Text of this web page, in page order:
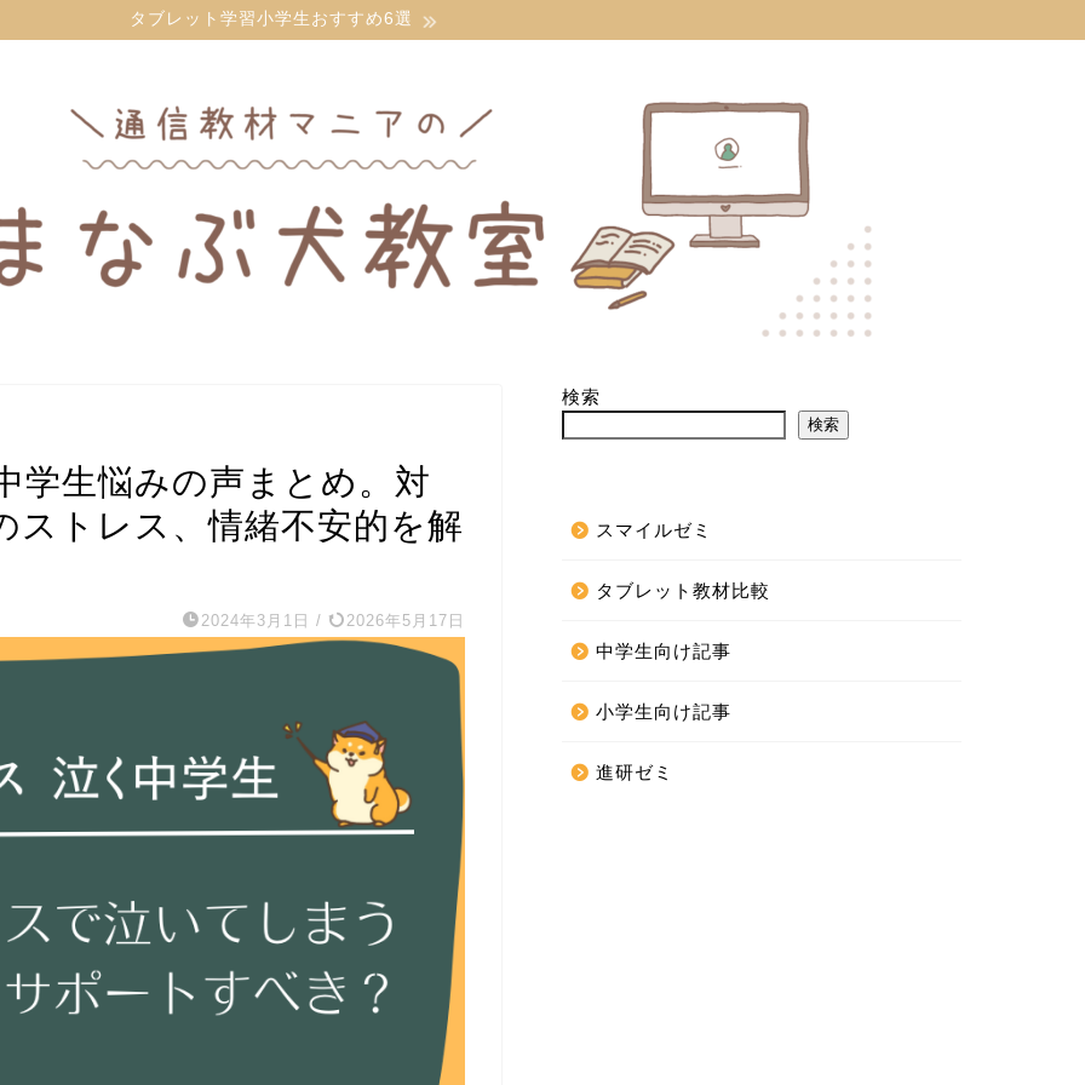
タブレット学習小学生おすすめ6選
学生悩みの声まとめ。対
ストレス、情緒不安的を解
2024年3月1日 / 2026年5月17日
検索
検索
スマイルゼミ
タブレット教材比較
中学生向け記事
小学生向け記事
進研ゼミ